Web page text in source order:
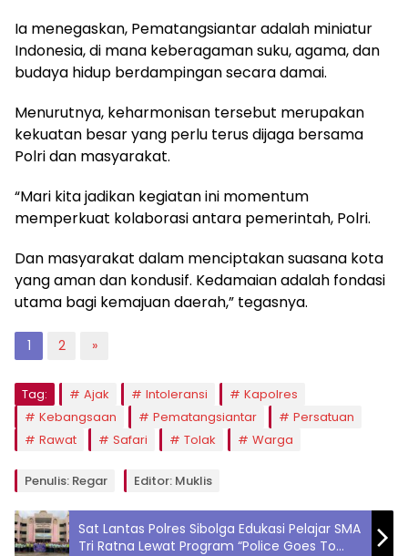
Ia menegaskan, Pematangsiantar adalah miniatur
Indonesia, di mana keberagaman suku, agama, dan
budaya hidup berdampingan secara damai.
Menurutnya, keharmonisan tersebut merupakan
kekuatan besar yang perlu terus dijaga bersama
Polri dan masyarakat.
“Mari kita jadikan kegiatan ini momentum
memperkuat kolaborasi antara pemerintah, Polri.
Dan masyarakat dalam menciptakan suasana kota
yang aman dan kondusif. Kedamaian adalah fondasi
utama bagi kemajuan daerah,” tegasnya.
1 2 »
Tag: Ajak Intoleransi
Kapolres
Kebangsaan
Pematangsiantar
Persatuan
Rawat
Safari Tolak Warga
Penulis: Regar Editor: Muklis
Sat Lantas Polres Sibolga Edukasi Pelajar SMA
Tri Ratna Lewat Program “Police Goes To